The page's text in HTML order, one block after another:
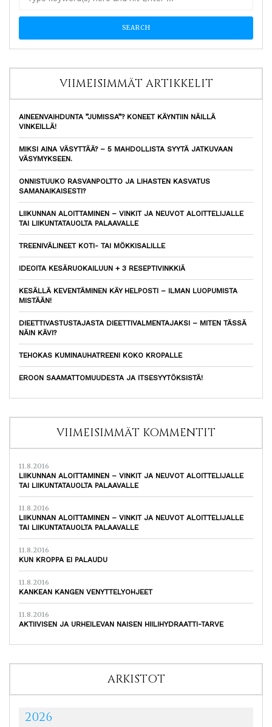
VIIMEISIMMÄT ARTIKKELIT
AINEENVAIHDUNTA ”JUMISSA”? KONEET KÄYNTIIN NÄILLÄ
VINKEILLÄ!
MIKSI AINA VÄSYTTÄÄ? – 5 MAHDOLLISTA SYYTÄ JATKUVAAN
VÄSYMYKSEEN.
ONNISTUUKO RASVANPOLTTO JA LIHASTEN KASVATUS
SAMANAIKAISESTI?
LIIKUNNAN ALOITTAMINEN – VINKIT JA NEUVOT ALOITTELIJALLE
TAI LIIKUNTATAUOLTA PALAAVALLE
TREENIVÄLINEET KOTI- TAI MÖKKISALILLE
IDEOITA KESÄRUOKAILUUN + 3 RESEPTIVINKKIÄ
KESÄLLÄ KEVENTÄMINEN KÄY HELPOSTI – ILMAN LUOPUMISTA
MISTÄÄN!
DIEETTIVASTUSTAJASTA DIEETTIVALMENTAJAKSI – MITEN TÄSSÄ
NÄIN KÄVI?
TEHOKAS KUMINAUHATREENI KOKO KROPALLE
EROON SAAMATTOMUUDESTA JA ITSESYYTÖKSISTÄ!
VIIMEISIMMÄT KOMMENTIT
11.8.2016
LIIKUNNAN ALOITTAMINEN – VINKIT JA NEUVOT ALOITTELIJALLE
TAI LIIKUNTATAUOLTA PALAAVALLE
11.8.2016
LIIKUNNAN ALOITTAMINEN – VINKIT JA NEUVOT ALOITTELIJALLE
TAI LIIKUNTATAUOLTA PALAAVALLE
11.8.2016
KUN KROPPA EI PALAUDU
11.8.2016
KANKEAN KANGEN VENYTTELYOHJEET
11.8.2016
AKTIIVISEN JA URHEILEVAN NAISEN HIILIHYDRAATTI-TARVE
ARKISTOT
2026